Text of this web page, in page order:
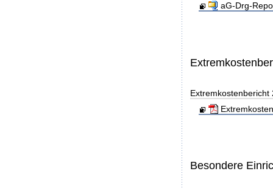
aG-Drg-
Extremkostenbericht
Besondere